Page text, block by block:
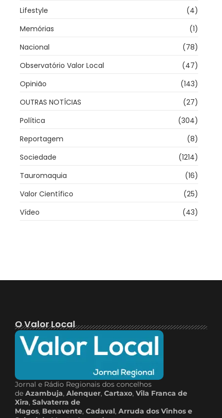
Lifestyle
(4)
Memórias
(1)
Nacional
(78)
Observatório Valor Local
(47)
Opinião
(143)
OUTRAS NOTÍCIAS
(27)
Política
(304)
Reportagem
(8)
Sociedade
(1214)
Tauromaquia
(16)
Valor Científico
(25)
Vídeo
(43)
O Valor Local
Jornal e Rádio Regionais dos concelhos
de Azambuja, Alenquer, Cartaxo, Vila Franca de
Xira, Salvaterra de
Magos, Benavente, Cadaval, Arruda dos Vinhos e